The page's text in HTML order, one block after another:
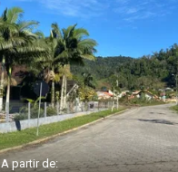
A partir de: